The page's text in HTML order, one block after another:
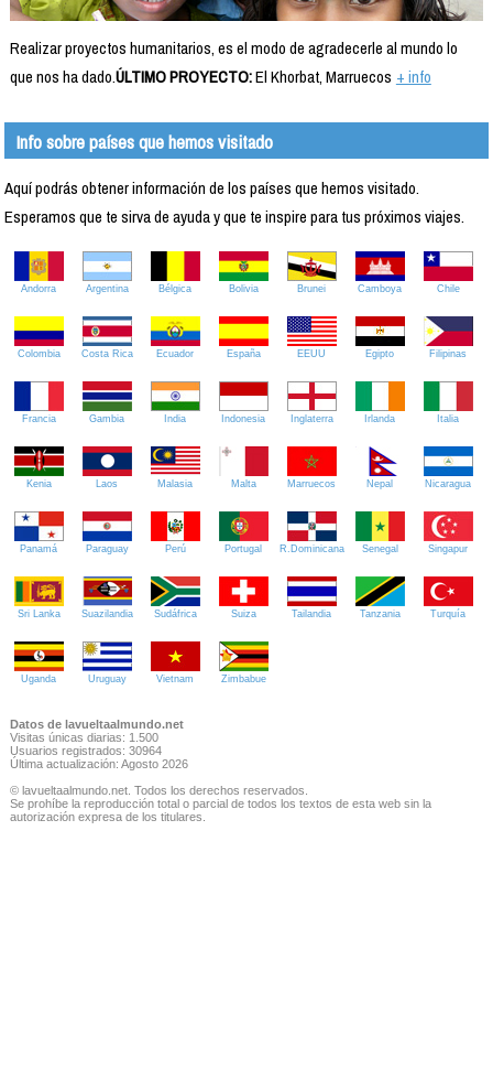
Realizar proyectos humanitarios, es el modo de agradecerle al mundo lo
que nos ha dado.ÚLTIMO PROYECTO:El Khorbat, Marruecos + info
Info sobre países que hemos visitado
Aquí podrás obtener información de los países que hemos visitado.
Esperamos que te sirva de ayuda y que te inspire para tus próximos viajes.
Andorra Argentina Bélgica Bolivia Brunei Camboya Chile
Colombia Costa Rica Ecuador España EEUU Egipto Filipinas
Francia Gambia India Indonesia Inglaterra Irlanda Italia
Kenia Laos Malasia Malta Marruecos Nepal Nicaragua
Panamá Paraguay Perú Portugal R.Dominicana Senegal Singapur
Sri Lanka Suazilandia Sudáfrica Suiza Tailandia Tanzania Turquía
Uganda Uruguay Vietnam Zimbabue
Datos de lavueltaalmundo.net
Visitas únicas diarias: 1.500
Usuarios registrados: 30964
Última actualización: Agosto 2026
© lavueltaalmundo.net. Todos los derechos reservados.
Se prohíbe la reproducción total o parcial de todos los textos de esta web sin la
autorización expresa de los titulares.